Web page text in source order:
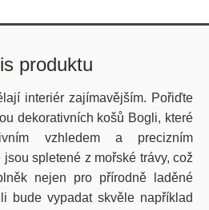
produktu
interiér zajímavějším. Pořiďte
dekorativních košů Bogli, které
vzhledem a precizním
spletené z mořské trávy, což
nejen pro přírodně laděné
bude vypadat skvěle například